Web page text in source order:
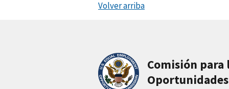
Volver arriba
Comisión para